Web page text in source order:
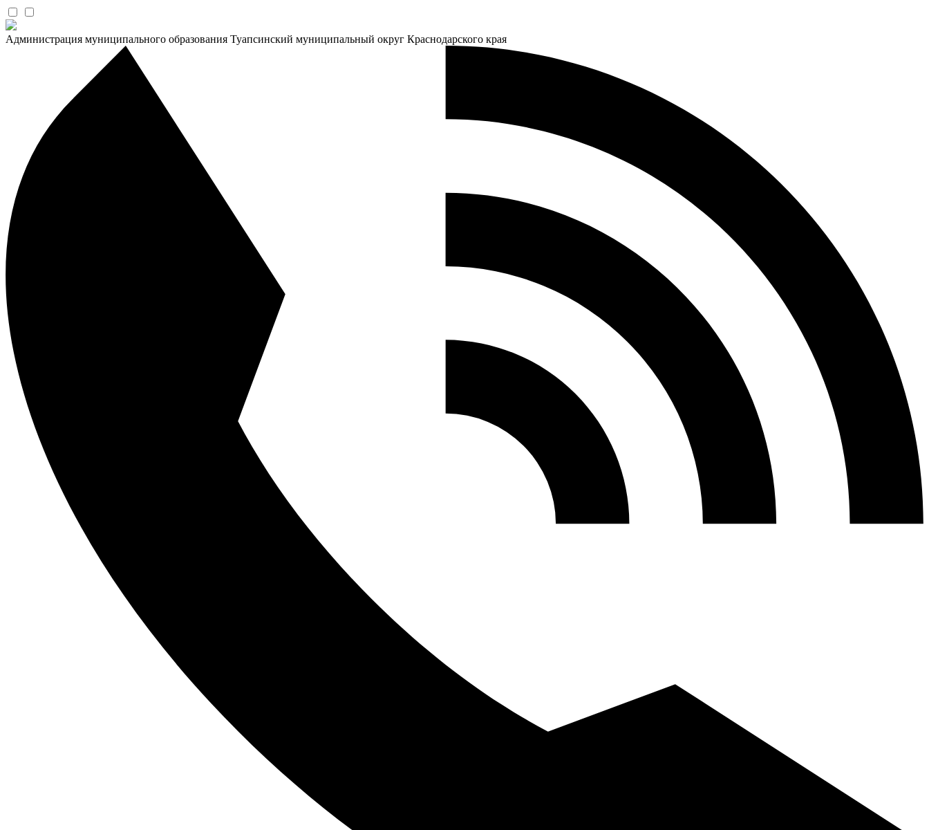
Администрация муниципального образования Туапсинский муниципальный округ Краснодарского края